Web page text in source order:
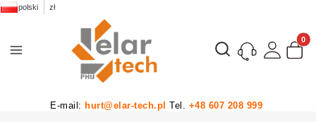
polski zł
Otwórz wyszukiwarkę
E-mail: hurt@elar-tech.pl Tel. +48 607 208 999